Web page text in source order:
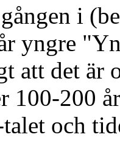
i
yngre
att det är
100-200
och